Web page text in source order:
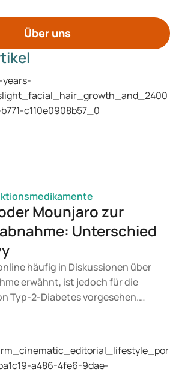
Über uns
Mounjaro zur
Unterschied
häufig in Diskussionen über
erwähnt, ist jedoch für die
Typ-2-Diabetes vorgesehen.
Therapie zur Gewichtskontrolle,
ein Arzt auf Grundlage